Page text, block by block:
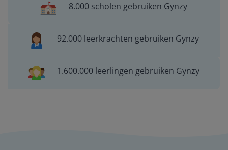
8.000 scholen gebruiken Gynzy
92.000 leerkrachten gebruiken Gynzy
1.600.000 leerlingen gebruiken Gynzy